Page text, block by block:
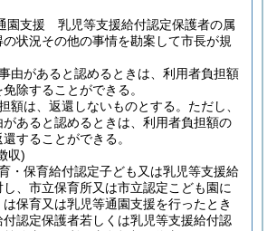
園支援 乳児等支援給付認定保護者の属
状況その他の事情を勘案して市長が規
由があると認めるときは、利用者負担額
除することができる。
額は、返還しないものとする。 ただし、
あると認めるときは、利用者負担額の
することができる。
収)
・保育給付認定子ども又は乳児等支援給
、市立保育所又は市立認定こども園に
保育又は乳児等通園支援を行ったとき
認定保護者若しくは乳児等支援給付認